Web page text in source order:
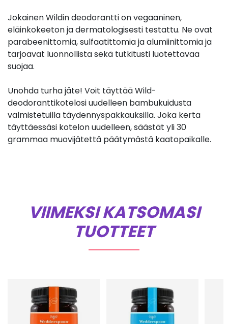
Jokainen Wildin deodorantti on vegaaninen,
eläinkokeeton ja dermatologisesti testattu. Ne ovat
parabeenittomia, sulfaatittomia ja alumiinittomia ja
tarjoavat luonnollista sekä tutkitusti luotettavaa
suojaa.
Unohda turha jäte! Voit täyttää Wild-
deodoranttikotelosi uudelleen bambukuidusta
valmistetuilla täydennyspakkauksilla. Joka kerta
täyttäessäsi kotelon uudelleen, säästät yli 30
grammaa muovijätettä päätymästä kaatopaikalle.
VIIMEKSI KATSOMASI
TUOTTEET